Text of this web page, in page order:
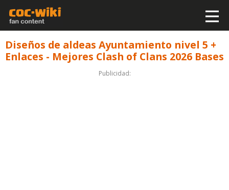
Diseños de aldeas Ayuntamiento nivel 5 +
Enlaces - Mejores Clash of Clans 2026 Bases
Publicidad: